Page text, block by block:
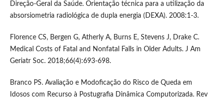
Direção-Geral da Saúde. Orientação técnica para a utilização da
absorsiometria radiológica de dupla energia (DEXA). 2008:1-3.
Florence CS, Bergen G, Atherly A, Burns E, Stevens J, Drake C.
Medical Costs of Fatal and Nonfatal Falls in Older Adults. J Am
Geriatr Soc. 2018;66(4):693-698.
Branco PS. Avaliação e Modoficação do Risco de Queda em
Idosos com Recurso à Postugrafia Dinâmica Computorizada. Rev